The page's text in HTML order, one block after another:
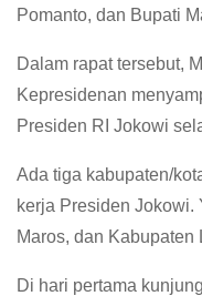
Pomanto, dan Bupati
Dalam rapat tersebut,
Kepresidenan
Presiden RI Jokowi
Ada tiga kabupaten/
kerja Presiden Jokowi.
Maros, dan Kabupaten
Di hari pertama